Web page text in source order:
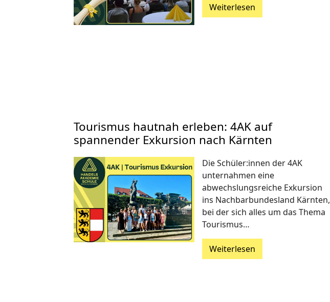
Weiterlesen
Tourismus hautnah erleben: 4AK auf
spannender Exkursion nach Kärnten
Die Schüler:innen der 4AK
unternahmen eine
abwechslungsreiche Exkursion
ins Nachbarbundesland Kärnten,
bei der sich alles um das Thema
Tourismus…
Weiterlesen